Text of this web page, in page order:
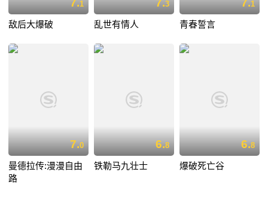
7.1
敌后大爆破
7.3
乱世有情人
7.1
青春誓言
7.0
曼德拉传:漫漫自由
路
6.8
铁勒马九壮士
6.8
爆破死亡谷